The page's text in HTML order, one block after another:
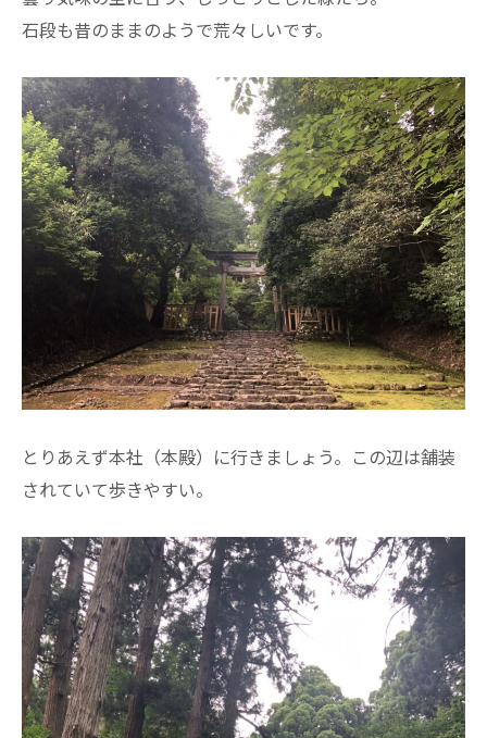
石段も昔のままのようで荒々しいです。
とりあえず本社（本殿）に行きましょう。この辺は舗装
されていて歩きやすい。